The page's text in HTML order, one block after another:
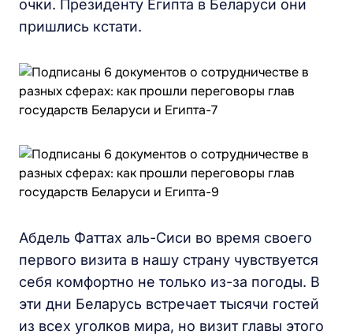
очки. Президенту Египта в Беларуси они
пришлись кстати.
Абдель Фаттах аль-Сиси во время своего
первого визита в нашу страну чувствуется
себя комфортно не только из-за погоды. В
эти дни Беларусь встречает тысячи гостей
из всех уголков мира, но визит главы этого